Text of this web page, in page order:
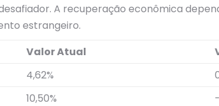
A recuperação econômica
estrangeiro.
Valor Atual
4,62%
10,50%